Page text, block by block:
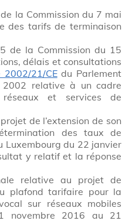
la Commission du 7 mai
des tarifs de terminaison
de la Commission du 15
délais et consultations
2002/21/CEdu Parlement
relative à un cadre
et services de
de l’extension de son
des taux de
Luxembourg du 22 janvier
y relatif et la réponse
relative au projet de
plafond tarifaire pour la
sur réseaux mobiles
novembre 2016 au 21